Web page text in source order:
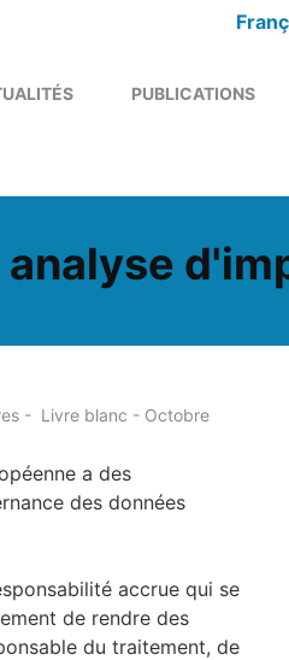
PUBLICATIONS
- Livre blanc - Octobre
a des
des données
accrue qui se
de rendre des
du traitement, de